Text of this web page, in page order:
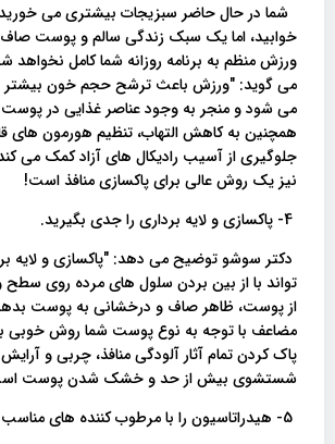
شما در حال حاضر سبزیجات بیشتری می
خوابید، اما یک سبک زندگی سالم و پوست
ورزش منظم به برنامه روزانه شما کامل نخواهد
می گوید: "ورزش باعث ترشح حجم خون
می شود و منجر به وجود عناصر غذایی در
همچنین به کاهش التهاب، تنظیم هورمون های
جلوگیری از آسیب رادیکال های آزاد کمک می
نیز یک روش عالی برای پاکسازی منافذ است!
دکتر سوشو توضیح می دهد: "پاکسازی و لایه
تواند با از بین بردن سلول های مرده روی سطح
از پوست، ظاهر صاف و درخشانی به پوست
مضاعف با توجه به نوع پوست شما روش خوبی
پاک کردن تمام آثار آلودگی منافذ، چربی و
شستشوی بیش از حد و خشک شدن پوست